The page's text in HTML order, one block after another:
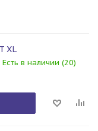
XL
Есть в наличии (20)